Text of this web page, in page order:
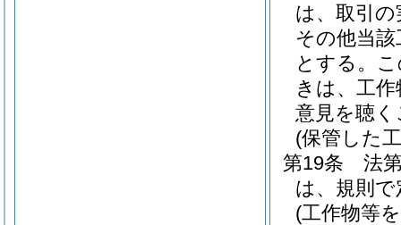
は、取引
その他当
とする。
きは、工
意見を聴
(保管した
第19条
法
は、規則
(工作物等